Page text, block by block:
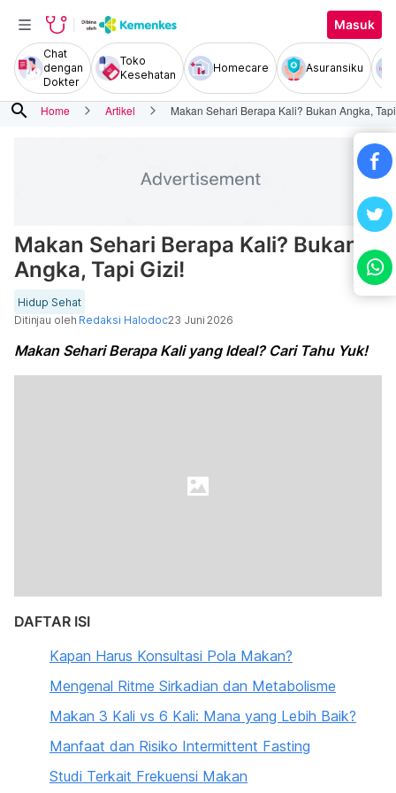
Masuk
Chat
dengan
Dokter
Toko
Kesehatan
Homecare Asuransiku
search Home Artikel Makan Sehari Berapa Kali? Bukan Angka,
Makan Sehari Berapa Kali? Bukan
Angka, Tapi Gizi!
Hidup Sehat
Ditinjau oleh Redaksi Halodoc23 Juni 2026
Makan Sehari Berapa Kali yang Ideal? Cari Tahu Yuk!
DAFTAR ISI
Kapan Harus Konsultasi Pola Makan?
Mengenal Ritme Sirkadian dan Metabolisme
Makan 3 Kali vs 6 Kali: Mana yang Lebih Baik?
Manfaat dan Risiko Intermittent Fasting
Studi Terkait Frekuensi Makan